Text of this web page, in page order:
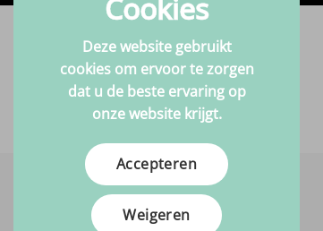
Cookies
Deze website gebruikt
cookies om ervoor te zorgen
dat u de beste ervaring op
onze website krijgt.
Accepteren
Weigeren